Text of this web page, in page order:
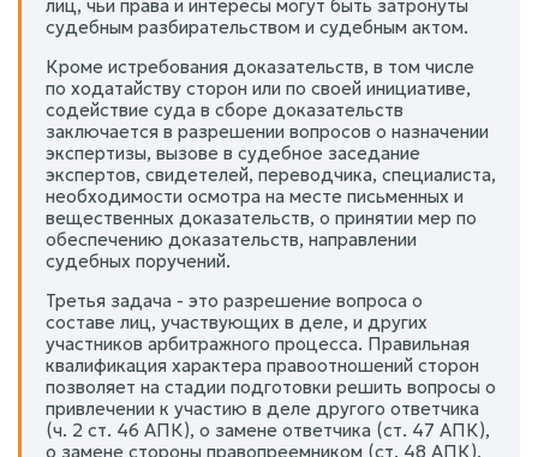
лиц, чьи права и интересы могут быть затронуты
судебным разбирательством и судебным актом.
Кроме истребования доказательств, в том числе
по ходатайству сторон или по своей инициативе,
содействие суда в сборе доказательств
заключается в разрешении вопросов о назначении
экспертизы, вызове в судебное заседание
экспертов, свидетелей, переводчика, специалиста,
необходимости осмотра на месте письменных и
вещественных доказательств, о принятии мер по
обеспечению доказательств, направлении
судебных поручений.
Третья задача - это разрешение вопроса о
составе лиц, участвующих в деле, и других
участников арбитражного процесса. Правильная
квалификация характера правоотношений сторон
позволяет на стадии подготовки решить вопросы о
привлечении к участию в деле другого ответчика
(ч. 2 ст. 46 АПК), о замене ответчика (ст. 47 АПК),
о замене стороны правопреемником (ст. 48 АПК),